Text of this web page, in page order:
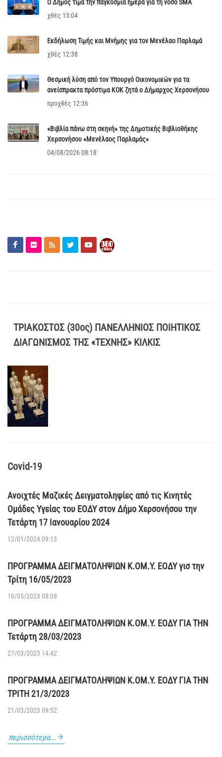
Ο Δήμος τιμά την παγκόσμια ημέρα για τη νόσο SMA
χθές 13:04
Εκδήλωση Τιμής και Μνήμης για τον Μενέλαο Παρλαμά
χθές 12:38
Θεσμική λύση από τον Υπουργό Οικονομικών για τα
ανείσπρακτα πρόστιμα ΚΟΚ ζητά ο Δήμαρχος Χερσονήσου
προχθές 12:36
«Βιβλία πάνω στη σκηνή» της Δημοτικής Βιβλιοθήκης
Χερσονήσου «Μενέλαος Παρλαμάς»
04/08/2026 08:18
ΤΡΙΑΚΟΣΤΟΣ (30ος) ΠΑΝΕΛΛΗΝΙΟΣ ΠΟΙΗΤΙΚΟΣ
ΔΙΑΓΩΝΙΣΜΟΣ ΤΗΣ «ΤΕΧΝΗΣ» ΚΙΛΚΙΣ
Covid-19
Ανοιχτές Μαζικές Δειγματοληψίες από τις Κινητές
Ομάδες Υγείας του ΕΟΔΥ στον Δήμο Χερσονήσου την
Τετάρτη 17 Ιανουαρίου 2024
12/01/2024 09:13
ΠΡΟΓΡΑΜΜΑ ΔΕΙΓΜΑΤΟΛΗΨΙΩΝ Κ.ΟΜ.Υ. ΕΟΔΥ γισ την
Τρίτη 16/05/2023
16/05/2023 08:08
ΠΡΟΓΡΑΜΜΑ ΔΕΙΓΜΑΤΟΛΗΨΙΩΝ Κ.ΟΜ.Υ. ΕΟΔΥ ΓΙΑ ΤΗΝ
Τετάρτη 28/03/2023
27/03/2023 14:42
ΠΡΟΓΡΑΜΜΑ ΔΕΙΓΜΑΤΟΛΗΨΙΩΝ Κ.ΟΜ.Υ. ΕΟΔΥ ΓΙΑ ΤΗΝ
ΤΡΙΤΗ 21/3/2023
21/03/2023 09:52
περισσότερα...